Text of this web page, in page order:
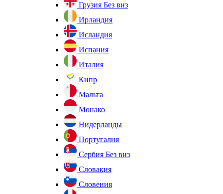
Грузия Без виз
Ирландия
Исландия
Испания
Италия
Кипр
Мальта
Монако
Нидерланды
Португалия
Сербия Без виз
Словакия
Словения